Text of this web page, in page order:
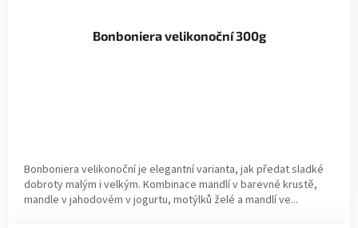
Bonboniera velikonoční 300g
Bonboniera velikonoční je elegantní varianta, jak předat sladké
dobroty malým i velkým. Kombinace mandlí v barevné krustě,
mandle v jahodovém v jogurtu, motýlků želé a mandlí ve...